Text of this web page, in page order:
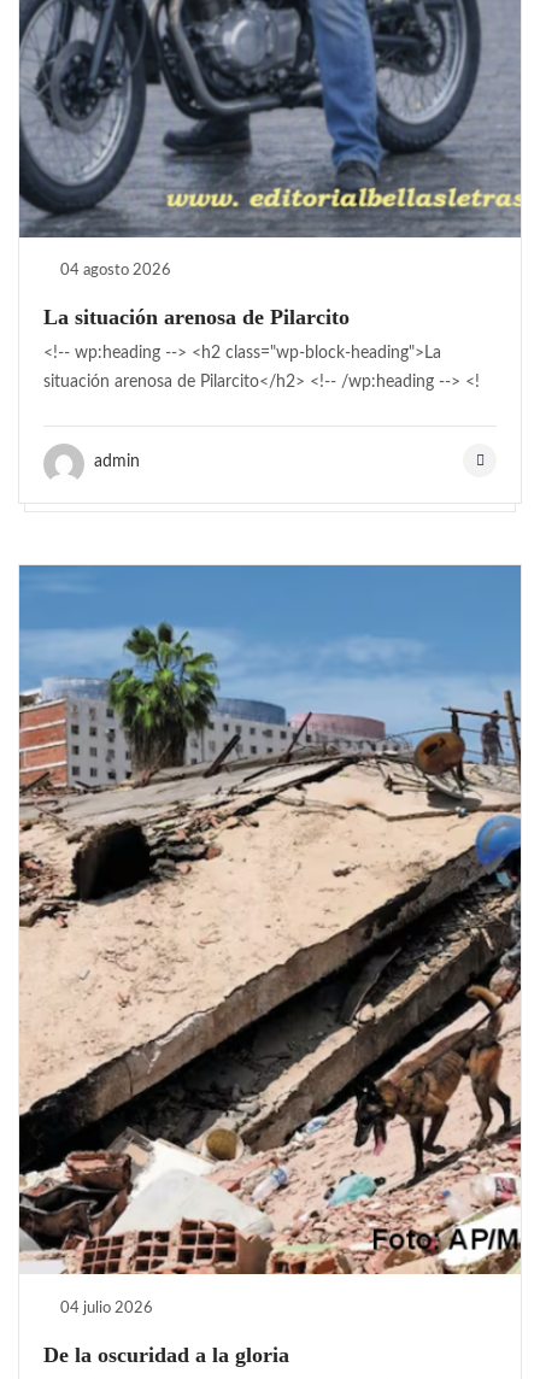
04 agosto 2026
La situación arenosa de Pilarcito
<!-- wp:heading --> <h2 class="wp-block-heading">La
situación arenosa de Pilarcito</h2> <!-- /wp:heading --> <!
admin
04 julio 2026
De la oscuridad a la gloria